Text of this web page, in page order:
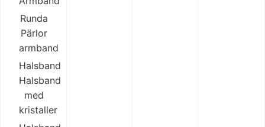
Runda
Pärlor
armband
Halsband
Halsband
med
kristaller